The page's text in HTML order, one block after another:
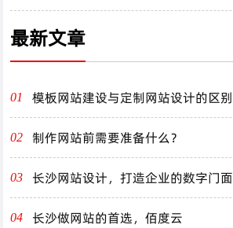
最新文章
01 模板网站建设与定制网站设计的区别
02 制作网站前需要准备什么？
03 长沙网站设计，打造企业的数字门面
04 长沙做网站的首选，佰度云